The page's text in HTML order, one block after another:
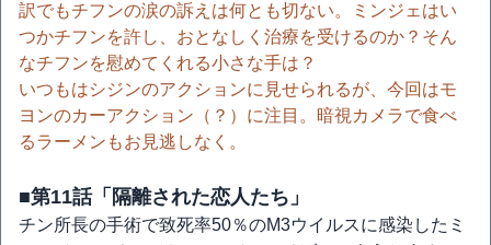
訳でもチフンの涙の訴えは何とも切ない。ミンジェはい
つかチフンを許し、おとなしく治療を受けるのか？そん
なチフンを慰めてくれる小さな手は？
いつもはシジンのアクションに見せられるが、今回はモ
ヨンのカーアクション（？）に注目。暗視カメラで食べ
るラーメンもお見逃しなく。
■第11話「隔離された恋人たち」
チン所長の手術で致死率50％のM3ウイルスに感染したミ